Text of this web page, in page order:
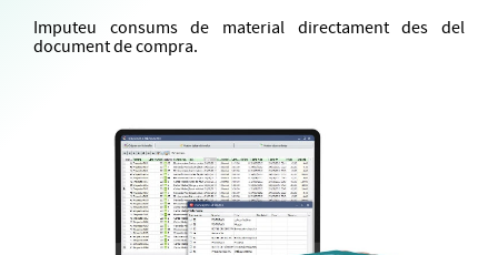
Imputeu consums de material directament des del
document de compra.